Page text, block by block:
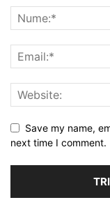
Save my name,
next time I comment.